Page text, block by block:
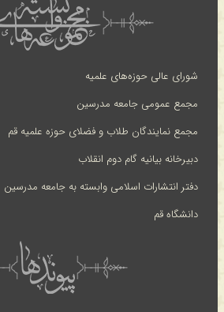
شورای عالی حوزه‌های علمیه
مجمع عمومی جامعه مدرسین
مجمع نمایندگان طلاب و فضلای حوزه علمیه قم
دبیرخانه بیانیه گام دوم انقلاب
دفتر انتشارات اسلامی وابسته به جامعه مدرسین
دانشگاه قم